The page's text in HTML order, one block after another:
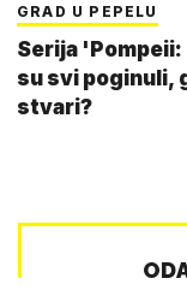
GRAD U PEPELU
Serija
su svi poginuli,
stvari?